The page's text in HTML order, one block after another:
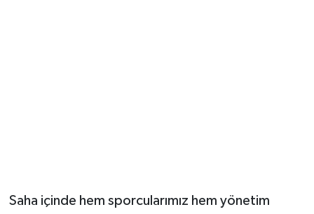
Saha içinde hem sporcularımız hem yönetim